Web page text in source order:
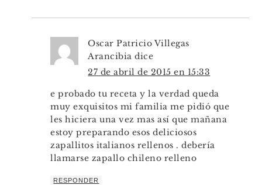
Oscar Patricio Villegas
Arancibia dice
27 de abril de 2015 en 15:33
e probado tu receta y la verdad queda
muy exquisitos mi familia me pidió que
les hiciera una vez mas así que mañana
estoy preparando esos deliciosos
zapallitos italianos rellenos . debería
llamarse zapallo chileno relleno
RESPONDER